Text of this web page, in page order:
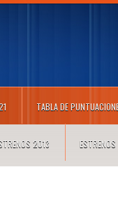
TABLA DE
2013